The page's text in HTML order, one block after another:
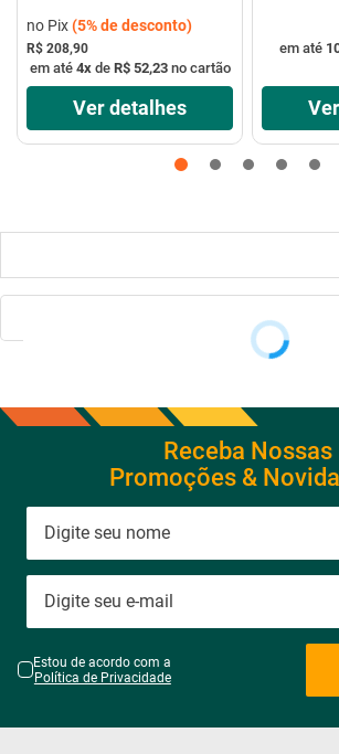
no Pix(5%de desconto)
R$ 208,90
em até 4xde R$ 52,23no cartão
Ver detalhes
em até
Receba Nossas
Promoções &
Estou de acordo com a
Política de Privacidade